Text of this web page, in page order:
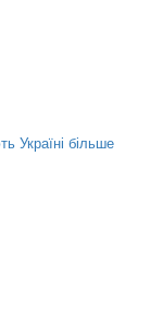
Україні більше